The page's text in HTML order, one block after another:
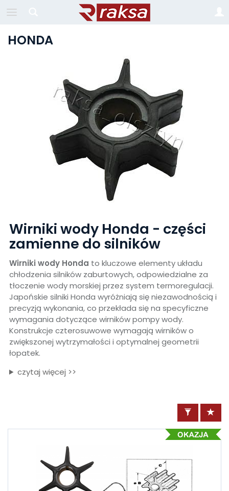
HONDA
Wirniki wody Honda - części
zamienne do silników
Wirniki wody Honda to kluczowe elementy układu
chłodzenia silników zaburtowych, odpowiedzialne za
tłoczenie wody morskiej przez system termoregulacji.
Japońskie silniki Honda wyróżniają się niezawodnością i
precyzją wykonania, co przekłada się na specyficzne
wymagania dotyczące wirników pompy wody.
Konstrukcje czterosuwowe wymagają wirników o
zwiększonej wytrzymałości i optymalnej geometrii
łopatek.
czytaj więcej >>